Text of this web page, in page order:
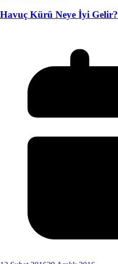
Havuç Kürü Neye İyi Gelir?